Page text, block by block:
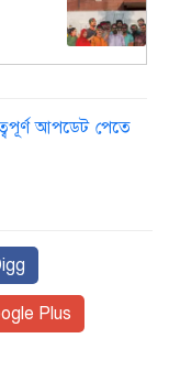
আপডেট পেতে
Plus